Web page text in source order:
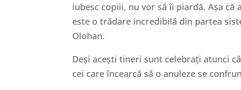
iubesc copiii, nu vor să îi piardă. Așa că
este o trădare incredibilă din partea
Olohan.
Deși acești tineri sunt celebrați atunci
cei care încearcă să o anuleze se